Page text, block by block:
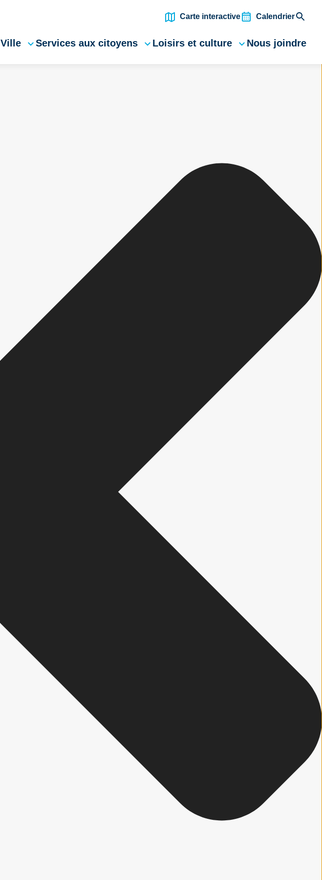
Carte interactive Calendrier
Ville Services aux citoyens Loisirs et culture Nous joindre